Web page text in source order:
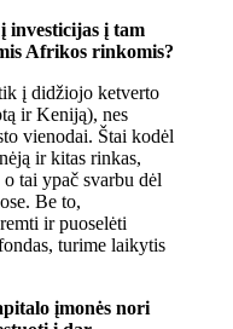
investicijas į tam
Afrikos rinkomis?
į didžiojo ketverto
ir Keniją), nes
vienodai. Štai kodėl
ir kitas rinkas,
tai ypač svarbu dėl
Be to,
ir puoselėti
turime laikytis
įmonės nori